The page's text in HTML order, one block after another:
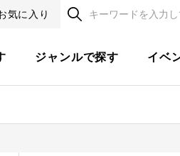
気に入り
ジャンルで探す イベ